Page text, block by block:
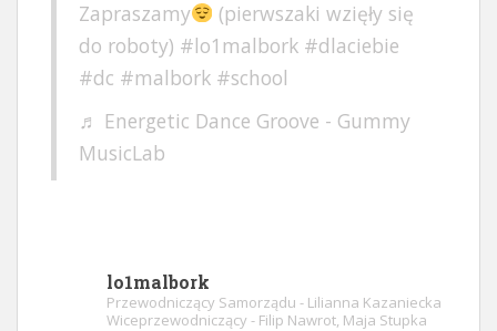
Zapraszamy
(pierwszaki wzięły się
do roboty) #lo1malbork #dlaciebie
#dc #malbork #school
♬ Energetic Dance Groove - Gummy
MusicLab
lo1malbork
Przewodniczący Samorządu - Lilianna Kazaniecka
Wiceprzewodniczący - Filip Nawrot, Maja Stupka